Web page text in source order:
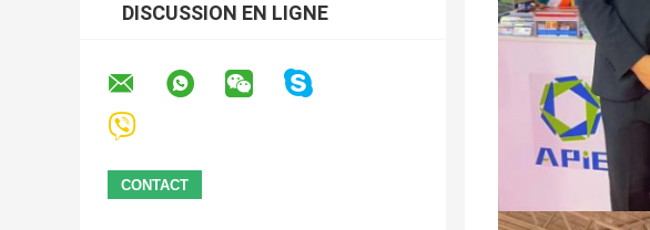
DISCUSSION EN LIGNE